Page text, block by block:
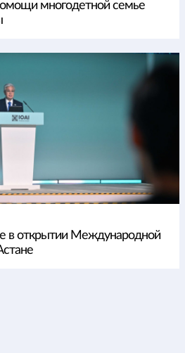
многодетной семье
в открытии Международной